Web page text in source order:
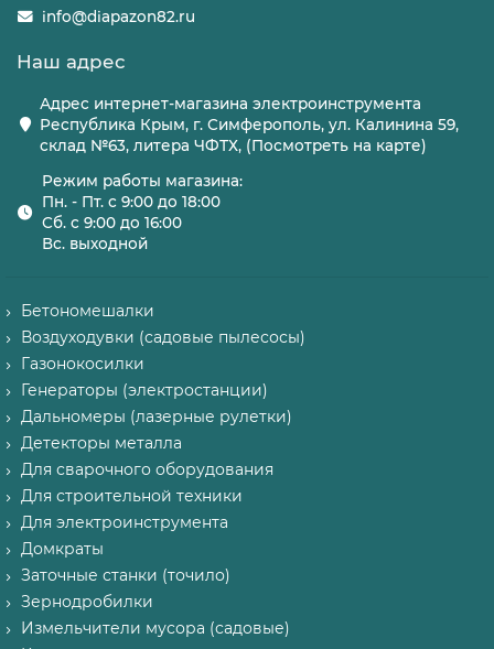
info@diapazon82.ru
Наш адрес
Адрес интернет-магазина электроинструмента
Республика Крым, г. Симферополь, ул. Калинина 59,
склад №63, литера ЧФТХ, (Посмотреть на карте)
Режим работы магазина:
Пн. - Пт. с 9:00 до 18:00
Сб. с 9:00 до 16:00
Вс. выходной
Бетономешалки
Воздуходувки (садовые пылесосы)
Газонокосилки
Генераторы (электростанции)
Дальномеры (лазерные рулетки)
Детекторы металла
Для сварочного оборудования
Для строительной техники
Для электроинструмента
Домкраты
Заточные станки (точило)
Зернодробилки
Измельчители мусора (садовые)